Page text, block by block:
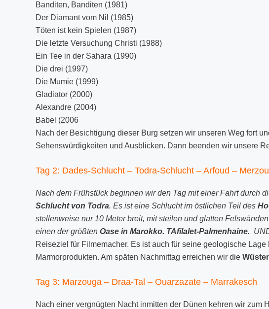
Banditen, Banditen (1981)
Der Diamant vom Nil (1985)
Töten ist kein Spielen (1987)
Die letzte Versuchung Christi (1988)
Ein Tee in der Sahara (1990)
Die drei (1997)
Die Mumie (1999)
Gladiator (2000)
Alexandre (2004)
Babel (2006
Nach der Besichtigung dieser Burg setzen wir unseren Weg fort
Sehenswürdigkeiten und Ausblicken. Dann beenden wir unsere
Tag 2: Dades-Schlucht – Todra-Schlucht – Arfoud –
Nach dem Frühstück beginnen wir den Tag mit einer Fahrt durch
Schlucht von Todra. Es ist eine Schlucht im östlichen Teil des
stellenweise nur 10 Meter breit, mit steilen und glatten
einen der größten Oase in Marokko. TAfilalet-Palmenhaine.
Reiseziel für Filmemacher. Es ist auch für seine geologische
Marmorprodukten. Am späten Nachmittag erreichen wir die
Tag 3: Marzouga – Draa-Tal – Ouarzazate – Marrakesch
Nach einer vergnügten Nacht inmitten der Dünen kehren wir zum